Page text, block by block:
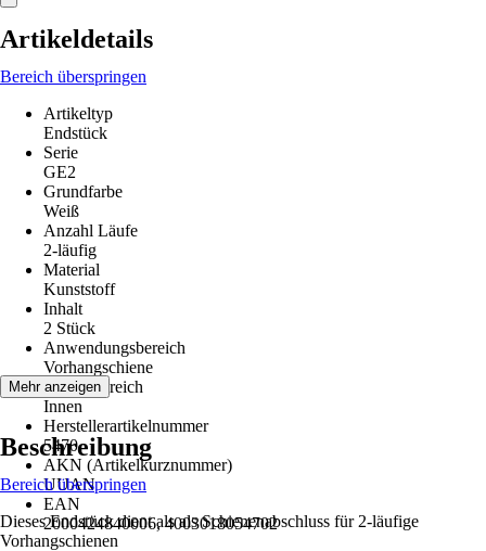
Artikeldetails
Bereich überspringen
Artikeltyp
Endstück
Serie
GE2
Grundfarbe
Weiß
Anzahl Läufe
2-läufig
Material
Kunststoff
Inhalt
2 Stück
Anwendungsbereich
Vorhangschiene
Einsatzbereich
Innen
Herstellerartikelnummer
5470
AKN (Artikelkurznummer)
UUAN
EAN
2000424840006, 4003018054702
Mehr anzeigen
Beschreibung
Bereich überspringen
Dieses Endstück dient als als Schienenabschluss für 2-läufige
Vorhangschienen